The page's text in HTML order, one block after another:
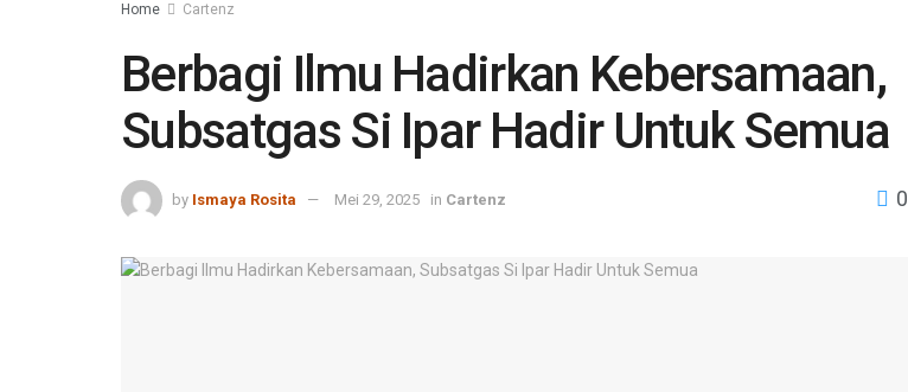
Home Cartenz
Berbagi Ilmu Hadirkan Kebersamaan,
Subsatgas Si Ipar Hadir Untuk Semua
by Ismaya Rosita Mei 29, 2025 in Cartenz 0